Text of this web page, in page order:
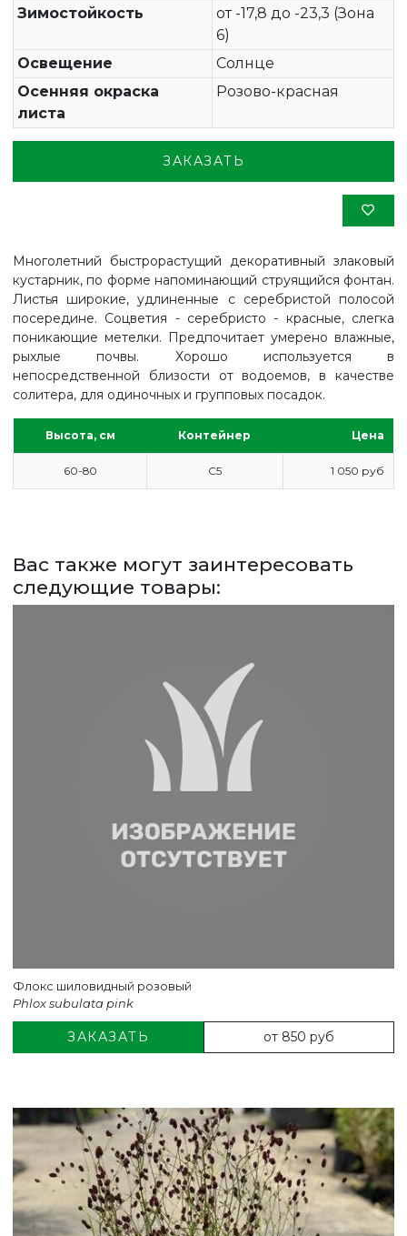
ГЛАВНАЯ
ЗАДАТЬ ВОПРОС
Зимостойкость
от -17,8 до -23,3 (Зона
6)
Освещение
Солнце
Осенняя окраска
листа
Розово-красная
ЗАКАЗАТЬ
Многолетний быстрорастущий декоративный злаковый
кустарник, по форме напоминающий струящийся фонтан.
Листья широкие, удлиненные с серебристой полосой
посередине. Соцветия - серебристо - красные, слегка
поникающие метелки. Предпочитает умерено влажные,
рыхлые почвы. Хорошо используется в
непосредственной близости от водоемов, в качестве
солитера, для одиночных и групповых посадок.
Высота, см Контейнер Цена
60-80 С5 1 050 руб
Вас также могут заинтересовать
следующие товары:
Флокс шиловидный розовый
Phlox subulata pink
ЗАКАЗАТЬ от 850 руб